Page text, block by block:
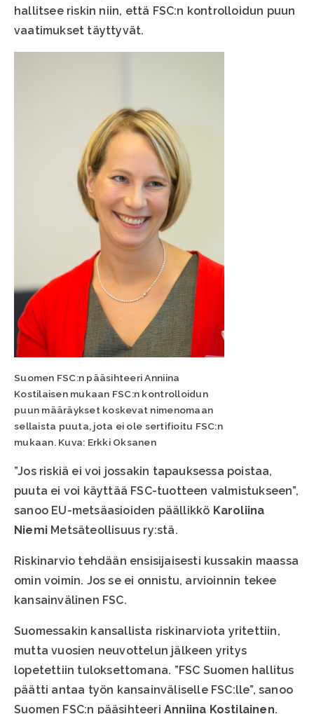
hallitsee riskin niin, että FSC:n kontrolloidun puun
vaatimukset täyttyvät.
Suomen FSC:n pääsihteeri Anniina
Kostilaisen mukaan FSC:n kontrolloidun
puun määräykset koskevat nimenomaan
sellaista puuta, jota ei ole sertifioitu FSC:n
mukaan. Kuva: Erkki Oksanen
”Jos riskiä ei voi jossakin tapauksessa poistaa,
puuta ei voi käyttää FSC-tuotteen valmistukseen”,
sanoo EU-metsäasioiden päällikkö Karoliina
Niemi Metsäteollisuus ry:stä.
Riskinarvio tehdään ensisijaisesti kussakin maassa
omin voimin. Jos se ei onnistu, arvioinnin tekee
kansainvälinen FSC.
Suomessakin kansallista riskinarviota yritettiin,
mutta vuosien neuvottelun jälkeen yritys
lopetettiin tuloksettomana. ”FSC Suomen hallitus
päätti antaa työn kansainväliselle FSC:lle”, sanoo
Suomen FSC:n pääsihteeri Anniina Kostilainen.